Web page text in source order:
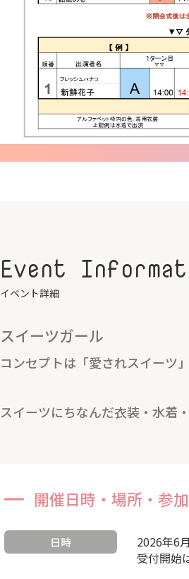
Event
イベント詳細
スイーツガール
コンセプトは「愛されスイーツ」
スイーツにちなんだ衣装・水着
開催日時・場所・参
日時
2026年6
受付開始